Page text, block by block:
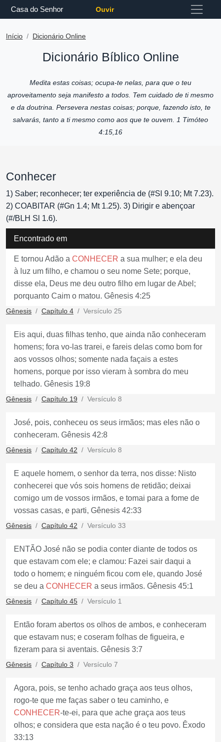
Casa do Senhor Ouvir
Início Dicionário Online
Dicionário Bíblico Online
Medita estas coisas; ocupa-te nelas, para que o teu
aproveitamento seja manifesto a todos. Tem cuidado de ti mesmo
e da doutrina. Persevera nestas coisas; porque, fazendo isto, te
salvarás, tanto a ti mesmo como aos que te ouvem. 1 Timóteo
4:15,16
Conhecer
1) Saber; reconhecer; ter experiência de (#Sl 9.10; Mt 7.23).
2) COABITAR (#Gn 1.4; Mt 1.25). 3) Dirigir e abençoar
(#/BLH Sl 1.6).
Encontrado em
E tornou Adão a CONHECER a sua mulher; e ela deu
à luz um filho, e chamou o seu nome Sete; porque,
disse ela, Deus me deu outro filho em lugar de Abel;
porquanto Caim o matou. Gênesis 4:25
Gênesis Capítulo 4 Versículo 25
Eis aqui, duas filhas tenho, que ainda não conheceram
homens; fora vo-las trarei, e fareis delas como bom for
aos vossos olhos; somente nada façais a estes
homens, porque por isso vieram à sombra do meu
telhado. Gênesis 19:8
Gênesis Capítulo 19 Versículo 8
José, pois, conheceu os seus irmãos; mas eles não o
conheceram. Gênesis 42:8
Gênesis Capítulo 42 Versículo 8
E aquele homem, o senhor da terra, nos disse: Nisto
conhecerei que vós sois homens de retidão; deixai
comigo um de vossos irmãos, e tomai para a fome de
vossas casas, e parti, Gênesis 42:33
Gênesis Capítulo 42 Versículo 33
ENTÃO José não se podia conter diante de todos os
que estavam com ele; e clamou: Fazei sair daqui a
todo o homem; e ninguém ficou com ele, quando José
se deu a CONHECER a seus irmãos. Gênesis 45:1
Gênesis Capítulo 45 Versículo 1
Então foram abertos os olhos de ambos, e conheceram
que estavam nus; e coseram folhas de figueira, e
fizeram para si aventais. Gênesis 3:7
Gênesis Capítulo 3 Versículo 7
Agora, pois, se tenho achado graça aos teus olhos,
rogo-te que me faças saber o teu caminho, e
CONHECER-te-ei, para que ache graça aos teus
olhos; e considera que esta nação é o teu povo. Êxodo
33:13